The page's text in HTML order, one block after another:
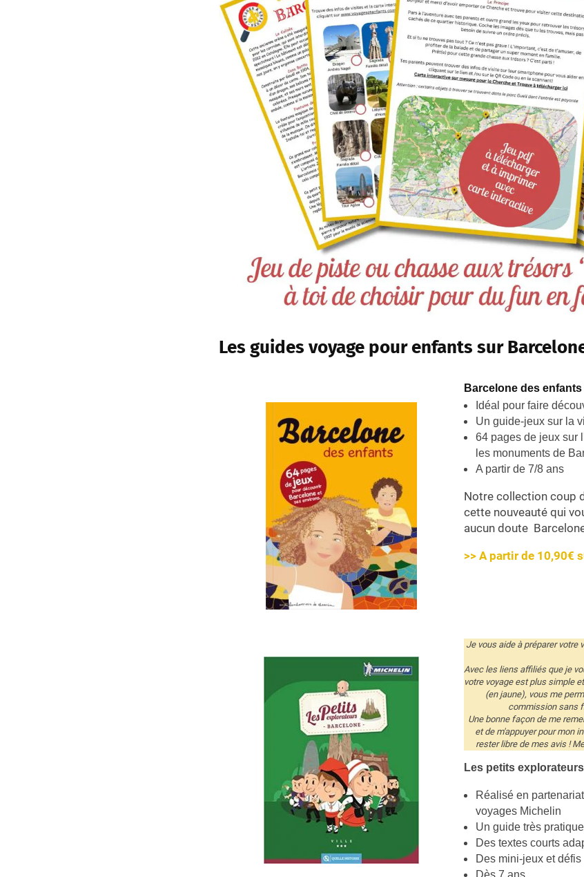
Les guides voyage pour enfants sur
Barcelone des enfants
Idéal pour faire
Un guide-jeux sur la
64 pages de jeux sur
les monuments de
A partir de 7/8 ans
Notre collection coup
cette nouveauté qui
aucun doute
>> A partir de 10,90€
Je vous aide à préparer votre
Avec les liens affiliés que je
votre voyage est plus simple
(en jaune), vous me
commission sans
Une bonne façon de me
et de m'appuyer pour mon
rester libre de mes avis !
Les petits
Réalisé en
voyages Michelin
Un guide très
Des textes courts
Des mini-jeux et